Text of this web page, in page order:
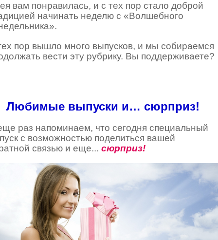
вам понравилась, и с тех пор стало доброй
начинать неделю с «Волшебного
пор вышло много выпусков, и мы собираемся
вести эту рубрику. Вы поддерживаете?
Любимые выпуски и… сюрприз!
раз напоминаем, что сегодня специальный
с возможностью поделиться вашей
связью и еще... сюрприз!